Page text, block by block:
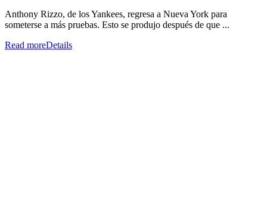
Anthony Rizzo, de los Yankees, regresa a Nueva York para
someterse a más pruebas. Esto se produjo después de que ...
Read moreDetails